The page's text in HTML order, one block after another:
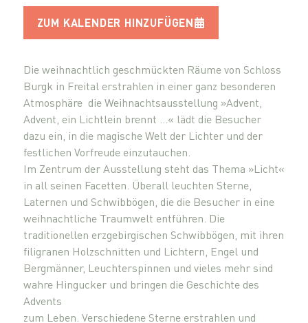
ZUM KALENDER HINZUFÜGEN
Die weihnachtlich geschmückten Räume von Schloss
Burgk in Freital erstrahlen in einer ganz besonderen
Atmosphäre die Weihnachtsausstellung »Advent,
Advent, ein Lichtlein brennt …« lädt die Besucher
dazu ein, in die magische Welt der Lichter und der
festlichen Vorfreude einzutauchen.
Im Zentrum der Ausstellung steht das Thema »Licht«
in all seinen Facetten. Überall leuchten Sterne,
Laternen und Schwibbögen, die die Besucher in eine
weihnachtliche Traumwelt entführen. Die
traditionellen erzgebirgischen Schwibbögen, mit ihren
filigranen Holzschnitten und Lichtern, Engel und
Bergmänner, Leuchterspinnen und vieles mehr sind
wahre Hingucker und bringen die Geschichte des
Advents
zum Leben. Verschiedene Sterne erstrahlen und